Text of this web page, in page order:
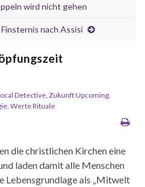
wird nicht gehen
nach Assisi
Detective Zukunft Upcoming
Werte Rituale
die christlichen Kirchen eine
laden damit alle Menschen
Lebensgrundlage als „Mitwelt